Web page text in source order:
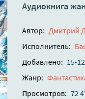
Аудиокнига
Автор: Дмитрий
Исполнитель:
Добавлено: 15-
Жанр:
Просмотров: 72